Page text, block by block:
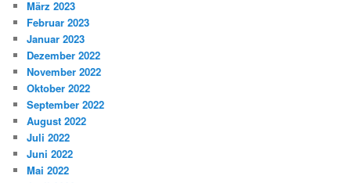
März 2023
Februar 2023
Januar 2023
Dezember 2022
November 2022
Oktober 2022
September 2022
August 2022
Juli 2022
Juni 2022
Mai 2022